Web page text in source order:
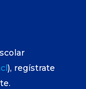
), regístrate